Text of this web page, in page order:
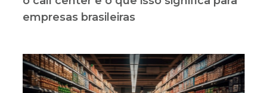
empresas brasileiras